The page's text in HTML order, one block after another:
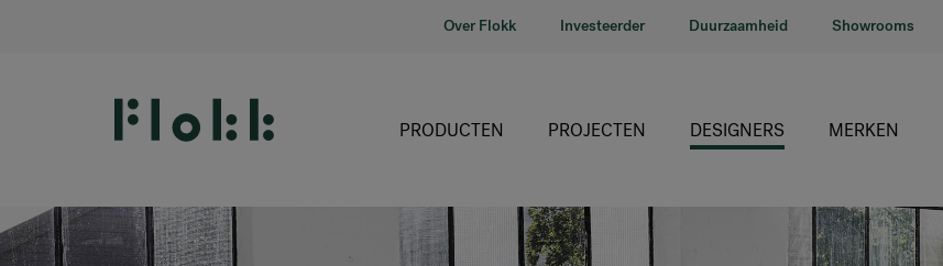
Over Flokk Investeerder Duurzaamheid Showrooms
PRODUCTEN PROJECTEN DESIGNERS MERKEN
HÅG